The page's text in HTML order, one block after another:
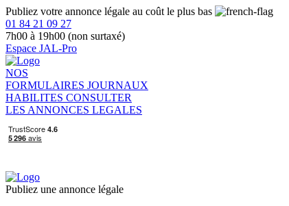
Publiez votre annonce légale au coût le plus bas
01 84 21 09 27
7h00 à 19h00 (non surtaxé)
Espace JAL-Pro
NOS
FORMULAIRES JOURNAUX
HABILITES CONSULTER
LES ANNONCES LEGALES
Publiez une annonce légale